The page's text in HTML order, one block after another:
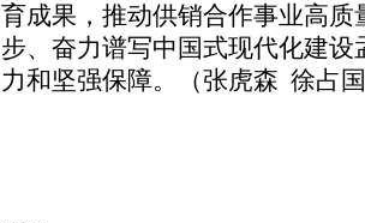
育成果，推动供销合作事业高质
步、奋力谱写中国式现代化建
力和坚强保障。（张虎森 徐占